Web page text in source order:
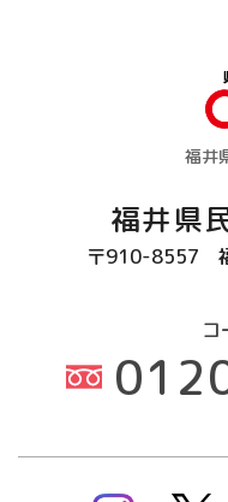
福井
福井県
〒910-8557
コ